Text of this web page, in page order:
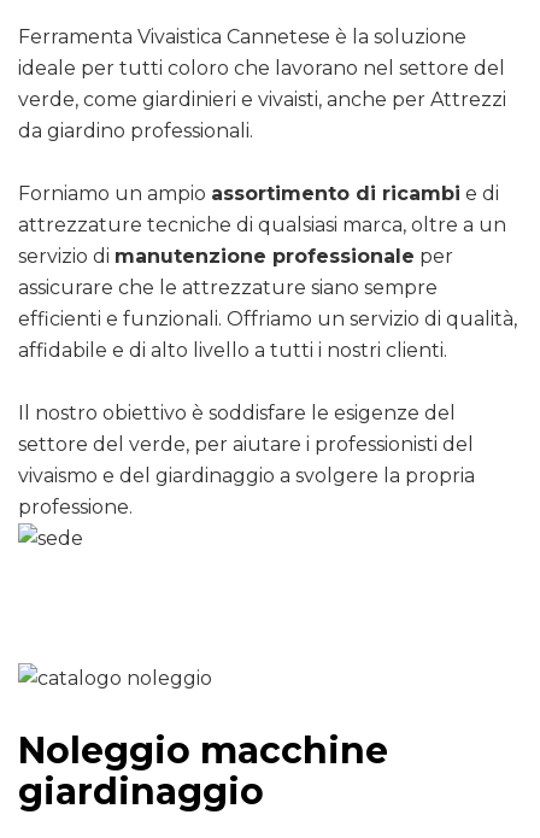
Ferramenta Vivaistica Cannetese è la soluzione
ideale per tutti coloro che lavorano nel settore del
verde, come giardinieri e vivaisti, anche per Attrezzi
da giardino professionali.
Forniamo un ampio assortimento di ricambi e di
attrezzature tecniche di qualsiasi marca, oltre a un
servizio di manutenzione professionale per
assicurare che le attrezzature siano sempre
efficienti e funzionali. Offriamo un servizio di qualità,
affidabile e di alto livello a tutti i nostri clienti.
Il nostro obiettivo è soddisfare le esigenze del
settore del verde, per aiutare i professionisti del
vivaismo e del giardinaggio a svolgere la propria
professione.
Noleggio macchine
giardinaggio